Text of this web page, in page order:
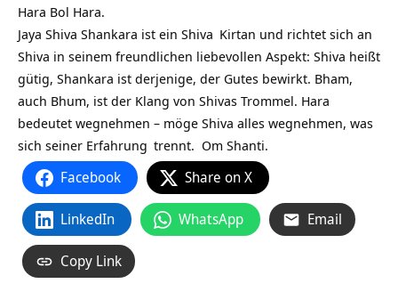
Hara Bol Hara.
Jaya Shiva Shankara ist ein Shiva Kirtan und richtet sich an
Shiva in seinem freundlichen liebevollen Aspekt: Shiva heißt
gütig, Shankara ist derjenige, der Gutes bewirkt. Bham,
auch Bhum, ist der Klang von Shivas Trommel. Hara
bedeutet wegnehmen – möge Shiva alles wegnehmen, was
sich seiner Erfahrung trennt. Om Shanti.
Facebook Share on X
LinkedIn WhatsApp Email
Copy Link